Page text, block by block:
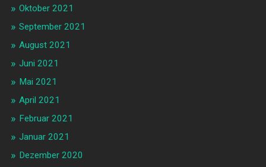
Oktober 2021
September 2021
August 2021
Juni 2021
Mai 2021
April 2021
Februar 2021
Januar 2021
Dezember 2020